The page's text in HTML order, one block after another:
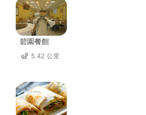
碧園餐館
5.42 公里